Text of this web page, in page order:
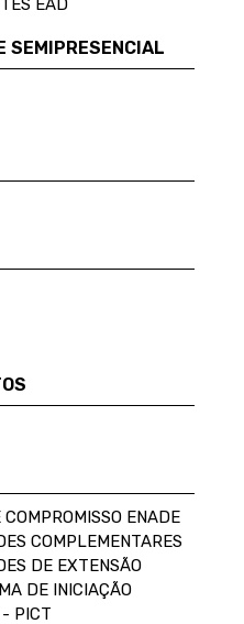
EAD
SEMIPRESENCIAL
ENADE
COMPLEMENTARES
DE EXTENSÃO
DE INICIAÇÃO
- PICT